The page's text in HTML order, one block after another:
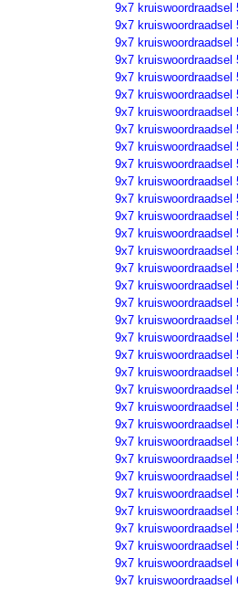
9x7 kruiswoordraadsel
9x7 kruiswoordraadsel
9x7 kruiswoordraadsel
9x7 kruiswoordraadsel
9x7 kruiswoordraadsel
9x7 kruiswoordraadsel
9x7 kruiswoordraadsel
9x7 kruiswoordraadsel
9x7 kruiswoordraadsel
9x7 kruiswoordraadsel
9x7 kruiswoordraadsel
9x7 kruiswoordraadsel
9x7 kruiswoordraadsel
9x7 kruiswoordraadsel
9x7 kruiswoordraadsel
9x7 kruiswoordraadsel
9x7 kruiswoordraadsel
9x7 kruiswoordraadsel
9x7 kruiswoordraadsel
9x7 kruiswoordraadsel
9x7 kruiswoordraadsel
9x7 kruiswoordraadsel
9x7 kruiswoordraadsel
9x7 kruiswoordraadsel
9x7 kruiswoordraadsel
9x7 kruiswoordraadsel
9x7 kruiswoordraadsel
9x7 kruiswoordraadsel
9x7 kruiswoordraadsel
9x7 kruiswoordraadsel
9x7 kruiswoordraadsel
9x7 kruiswoordraadsel
9x7 kruiswoordraadsel
9x7 kruiswoordraadsel